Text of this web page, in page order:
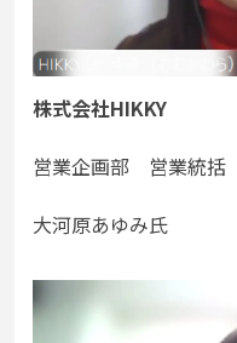
株式会社HIKKY
営業企画部 営業統括
大河原あゆみ氏